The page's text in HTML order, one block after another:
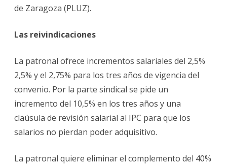
de Zaragoza (PLUZ).
Las reivindicaciones
La patronal ofrece incrementos salariales del 2,5%
2,5% y el 2,75% para los tres años de vigencia del
convenio. Por la parte sindical se pide un
incremento del 10,5% en los tres años y una
claúsula de revisión salarial al IPC para que los
salarios no pierdan poder adquisitivo.
La patronal quiere eliminar el complemento del 40%